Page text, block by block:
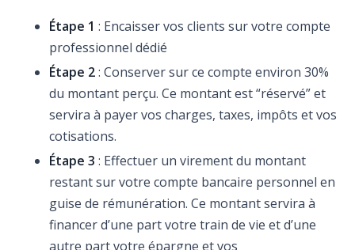
Étape 1: Encaisser vos clients sur votre compte
professionnel dédié
Étape 2: Conserver sur ce compte environ 30%
du montant perçu. Ce montant est “réservé” et
servira à payer vos charges, taxes, impôts et vos
cotisations.
Étape 3 : Effectuer un virement du montant
restant sur votre compte bancaire personnel en
guise de rémunération. Ce montant servira à
financer d’une part votre train de vie et d’une
autre part votre épargne et vos